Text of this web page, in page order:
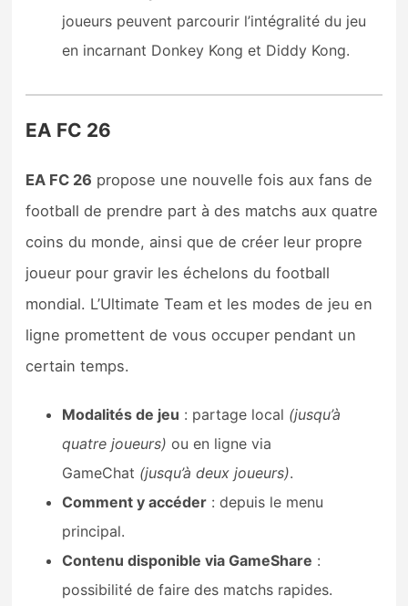
joueurs peuvent parcourir l’intégralité du jeu
en incarnant Donkey Kong et Diddy Kong.
EA FC 26
EA FC 26 propose une nouvelle fois aux fans de
football de prendre part à des matchs aux quatre
coins du monde, ainsi que de créer leur propre
joueur pour gravir les échelons du football
mondial. L’Ultimate Team et les modes de jeu en
ligne promettent de vous occuper pendant un
certain temps.
Modalités de jeu : partage local (jusqu’à
quatre joueurs) ou en ligne via
GameChat (jusqu’à deux joueurs).
Comment y accéder : depuis le menu
principal.
Contenu disponible via GameShare :
possibilité de faire des matchs rapides.